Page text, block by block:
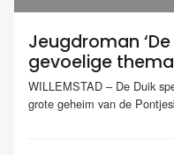
Jeugdroman ‘De
gevoelige
WILLEMSTAD – De Duik
grote geheim van de